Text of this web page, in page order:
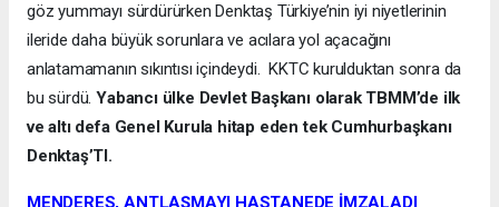
göz yummayı sürdürürken Denktaş Türkiye’nin iyi niyetlerinin
ileride daha büyük sorunlara ve acılara yol açacağını
anlatamamanın sıkıntısı içindeydi. KKTC kurulduktan sonra da
bu sürdü.Yabancı ülke Devlet Başkanı olarak TBMM’de ilk
ve altı defa Genel Kurula hitap eden tek Cumhurbaşkanı
Denktaş’TI.
MENDERES, ANTLAŞMAYI HASTANEDE İMZALADI